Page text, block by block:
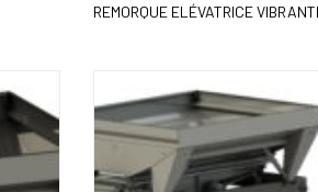
REMORQUE ELÉVATRICE